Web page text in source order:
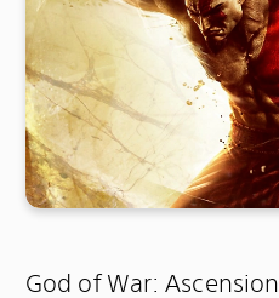
God of War: Ascension